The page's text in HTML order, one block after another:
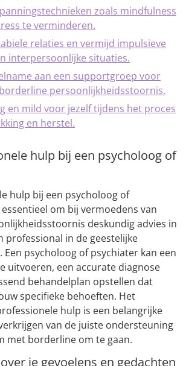
zoals mindfulness
te verminderen.
relaties en vermijd impulsieve
interpersoonlijke situaties.
aan een supportgroep voor
persoonlijkheidsstoornis.
en mild voor jezelf tijdens het proces
en herstel.
hulp bij een psycholoog of
hulp bij een psycholoog of
om bij vermoedens van
deskundig advies in
professional in de geestelijke
Een psycholoog of psychiater kan een
uitvoeren, een accurate diagnose
behandelplan opstellen dat
specifieke behoeften. Het
hulp is een belangrijke
van de juiste ondersteuning
met borderline om te gaan.
je gevoelens en gedachten